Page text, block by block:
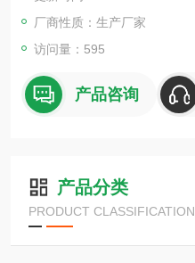
厂商性质：生产厂家
访问量：595
产品咨询
产品分类
PRODUCT CLASSIFICATION